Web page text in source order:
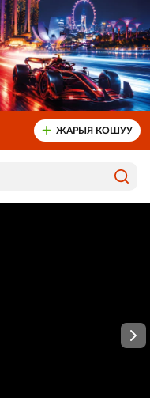
ЖАРЫЯ КОШУУ